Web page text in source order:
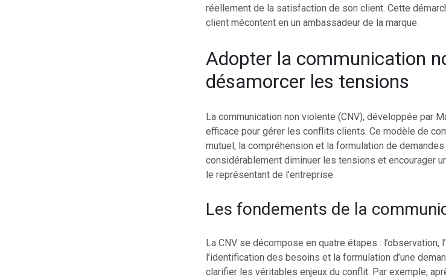
réellement de la satisfaction de son client. Cette
client mécontent en un ambassadeur de la marque.
Adopter la communication
désamorcer les tensions
La communication non violente (CNV), développée par
efficace pour gérer les conflits clients. Ce modèle de
mutuel, la compréhension et la formulation de
considérablement diminuer les tensions et encourager
le représentant de l’entreprise.
Les fondements de la
La CNV se décompose en quatre étapes :
l’identification des besoins et la formulation d’une
clarifier les véritables enjeux du conflit. Par exemple,